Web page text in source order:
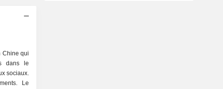
Chine qui
dans le
sociaux.
Le